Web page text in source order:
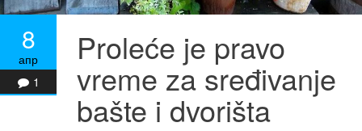
8
апр
1
Proleće je pravo
vreme za sređivanje
bašte i dvorišta